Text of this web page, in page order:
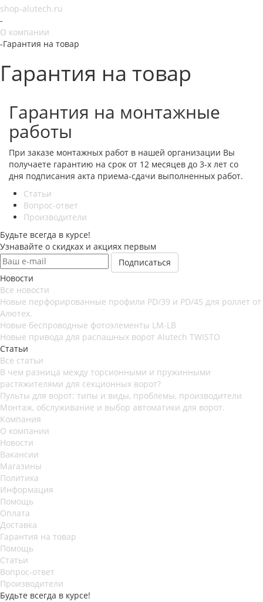
shop-alutech.ru
-
О компании
-Гарантия на товар
Гарантия на товар
Гарантия на монтажные
работы
При заказе монтажных работ в нашей организации Вы
получаете гарантию на срок от 12 месяцев до 3-х лет со
дня подписания акта приема-сдачи выполненных работ.
Статьи
Вопрос-ответ
Производители
Будьте всегда в курсе!
Узнавайте о скидках и акциях первым
Новости
Все новости
Новые перфорированные профили PD/39 и PD/45 для роллет от
Алютех.
Новые беспроводные фотоэлементы LM-LB
Новые привода для распашных ворот Alutech TWISTO
Статьи
Все статьи
В чем разница между торсионными и пружинными
растяжителями для секционных ворот?
Пульты для ворот: типы и виды, проблемы, производители
Монтаж, обслуживание и выбор автоматики для ворот.
Компания
О компании
Новости
Вакансии
Магазины
Политика
Информация
Помощь
Оплата
Доставка
Гарантия на товар
Помощь
Статьи
Вопрос-ответ
Производители
Будьте всегда в курсе!